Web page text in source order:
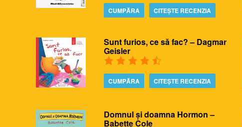
CUMPĂRA CITEȘTE RECENZIA
Sunt furios, ce să fac? – Dagmar
Geisler
CUMPĂRA CITEȘTE RECENZIA
Domnul și doamna Hormon –
Babette Cole